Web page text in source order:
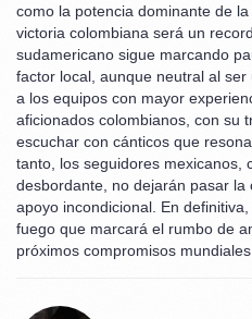
como la potencia dominante de
victoria colombiana será un
sudamericano sigue marcando
factor local, aunque neutral al
a los equipos con mayor
aficionados colombianos, con su
escuchar con cánticos que
tanto, los seguidores mexicanos,
desbordante, no dejarán pasar
apoyo incondicional. En
fuego que marcará el rumbo de
próximos compromisos